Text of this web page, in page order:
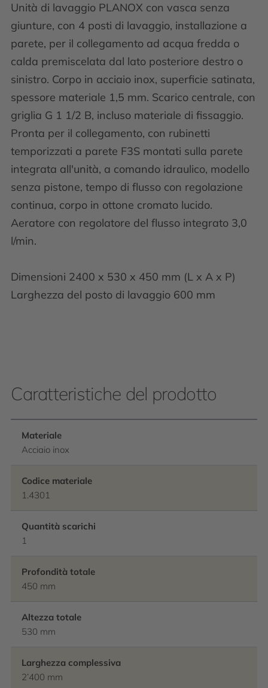
Unità di lavaggio PLANOX con vasca senza
giunture, con 4 posti di lavaggio, installazione a
parete, per il collegamento ad acqua fredda o
calda premiscelata dal lato posteriore destro o
sinistro. Corpo in acciaio inox, superficie satinata,
spessore materiale 1,5 mm. Scarico centrale, con
griglia G 1 1/2 B, incluso materiale di fissaggio.
Pronta per il collegamento, con rubinetti
temporizzati a parete F3S montati sulla parete
integrata all'unità, a comando idraulico, modello
senza pistone, tempo di flusso con regolazione
continua, corpo in ottone cromato lucido.
Aeratore con regolatore del flusso integrato 3,0
l/min.
Dimensioni 2400 x 530 x 450 mm (L x A x P)
Larghezza del posto di lavaggio 600 mm
Caratteristiche del prodotto
Materiale
Acciaio inox
Codice materiale
1.4301
Quantità scarichi
1
Profondità totale
450 mm
Altezza totale
530 mm
Larghezza complessiva
2’400 mm